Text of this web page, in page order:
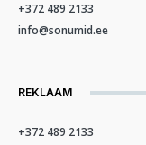
+372 489 2133
info@sonumid.ee
REKLAAM
+372 489 2133